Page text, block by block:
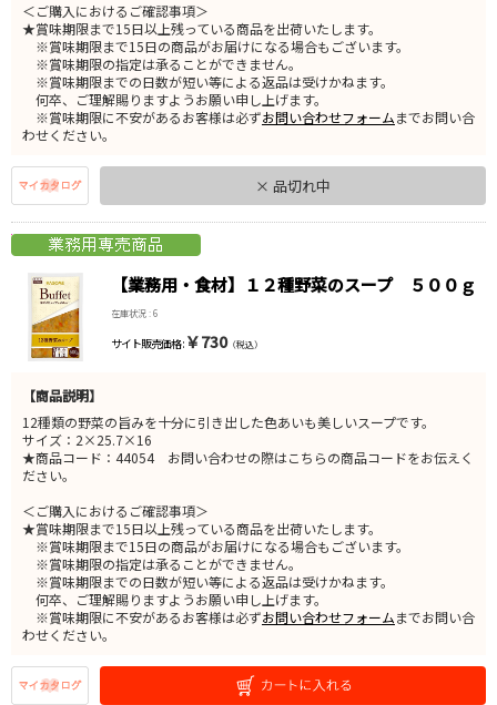
＜ご購入におけるご確認事項＞
★賞味期限まで15日以上残っている商品を出荷いたします。
※賞味期限まで15日の商品がお届けになる場合もございます。
※賞味期限の指定は承ることができません。
※賞味期限までの日数が短い等による返品は受けかねます。
何卒、ご理解賜りますようお願い申し上げます。
※賞味期限に不安があるお客様は必ずお問い合わせフォームまでお問い合
わせください。
× 品切れ中
【業務用・食材】１２種野菜のスープ ５００ｇ
在庫状況 : 6
サイト販売価格 : ￥730（税込）
【商品説明】
12種類の野菜の旨みを十分に引き出した色あいも美しいスープです。
サイズ：2×25.7×16
★商品コード：44054 お問い合わせの際はこちらの商品コードをお伝えく
ださい。
＜ご購入におけるご確認事項＞
★賞味期限まで15日以上残っている商品を出荷いたします。
※賞味期限まで15日の商品がお届けになる場合もございます。
※賞味期限の指定は承ることができません。
※賞味期限までの日数が短い等による返品は受けかねます。
何卒、ご理解賜りますようお願い申し上げます。
※賞味期限に不安があるお客様は必ずお問い合わせフォームまでお問い合
わせください。